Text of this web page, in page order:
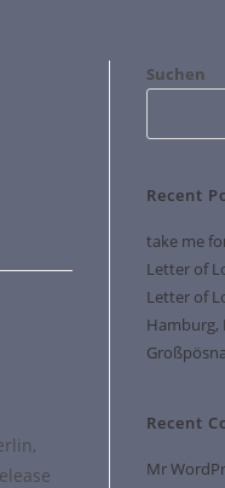
Suchen
Recent
take me
Letter of
Letter of
Hamburg,
Recent
Mr